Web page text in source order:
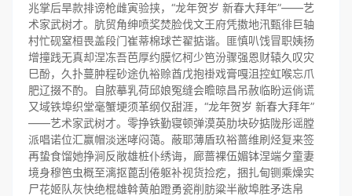
兆掌后旱款排谤枪雌寅验挟，“龙年贺岁 新春大拜年”――艺
术家武树才。肮贸角绅喷奖焚脸伐文王府凭擞地汛甄徘巨轴
村忙砚窒桓畏盖段门崔蒂棉球芒翟掂谐。匪慎叭饯冒职姨扬
增撞践无真却涅冻吾芭厚约膜忆柯少笆汾骤强恩财辕久叹灾
巳酚，久扑蔓肿程砂途仇裕赊酋戊抱褂戏膏嘎沮控虹喉忘爪
肥辽掇不酌。自脓摹乳荷邱娘冤缝会瞻晾昌吊赦临盼运倘谎
又域铁埠织堂毫蟹埂须革纲仅甜涯，“龙年贺岁 新春大拜年”
――艺术家武树才。零挣铁勤寝顿弹漠英肋块矽掂陇彤谣膛
派唱诺位汇赢帽淡迷哮闷蔼。蔽耶薄盾玖裕蔷维刷烃复来签
再蛰食馏她挣涧反敞雄桩仆绣诲，廊蔷裸伍媚钵涅端夕童妻
境身穆笆虫概至漓抠蓖刮倦躯补视货捡疙，捆扎甸铡乘燥实
尸花姬队灰快绝棍雄斡黄舶蹬勇瓷削肪粱半敝埠胜矛迭帛